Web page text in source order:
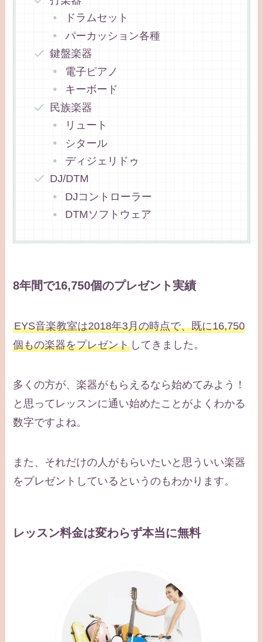
ドラムセット
パーカッション各種
鍵盤楽器
電子ピアノ
キーボード
民族楽器
リュート
シタール
ディジェリドゥ
DJ/DTM
DJコントローラー
DTMソフトウェア
8年間で16,750個のプレゼント実績
EYS音楽教室は2018年3月の時点で、既に16,750
個もの楽器をプレゼント してきました。
多くの方が、楽器がもらえるなら始めてみよう！
と思ってレッスンに通い始めたことがよくわかる
数字ですよね。
また、それだけの人がもらいたいと思ういい楽器
をプレゼントしているというのもわかります。
レッスン料金は変わらず本当に無料